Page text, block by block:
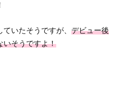
ていたそうですが、デビュー後
いそうですよ！